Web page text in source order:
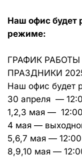
Наш офис будет
режиме:
ГРАФИК
ПРАЗДНИКИ
Наш офис будет
30 апреля —
1,2,3 мая —
4 мая —
5,6,7 мая —
8,9,10 мая —